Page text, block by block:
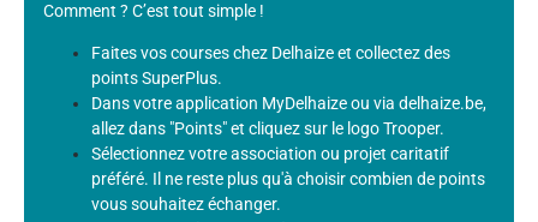
Comment ? C’est tout simple !
Faites vos courses chez Delhaize et collectez des
points SuperPlus.
Dans votre application MyDelhaize ou via delhaize.be,
allez dans "Points" et cliquez sur le logo Trooper.
Sélectionnez votre association ou projet caritatif
préféré. Il ne reste plus qu'à choisir combien de points
vous souhaitez échanger.